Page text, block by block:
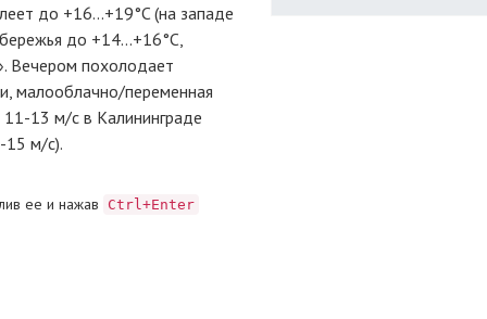
до +16...+19°C (на западе
до +14...+16°C,
Вечером похолодает
малооблачно/переменная
13 м/с в Калининграде
15 м/с).
ее и нажав Ctrl+Enter